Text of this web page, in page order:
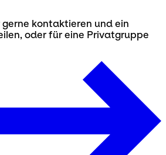
kontaktieren und ein
oder für eine Privatgruppe